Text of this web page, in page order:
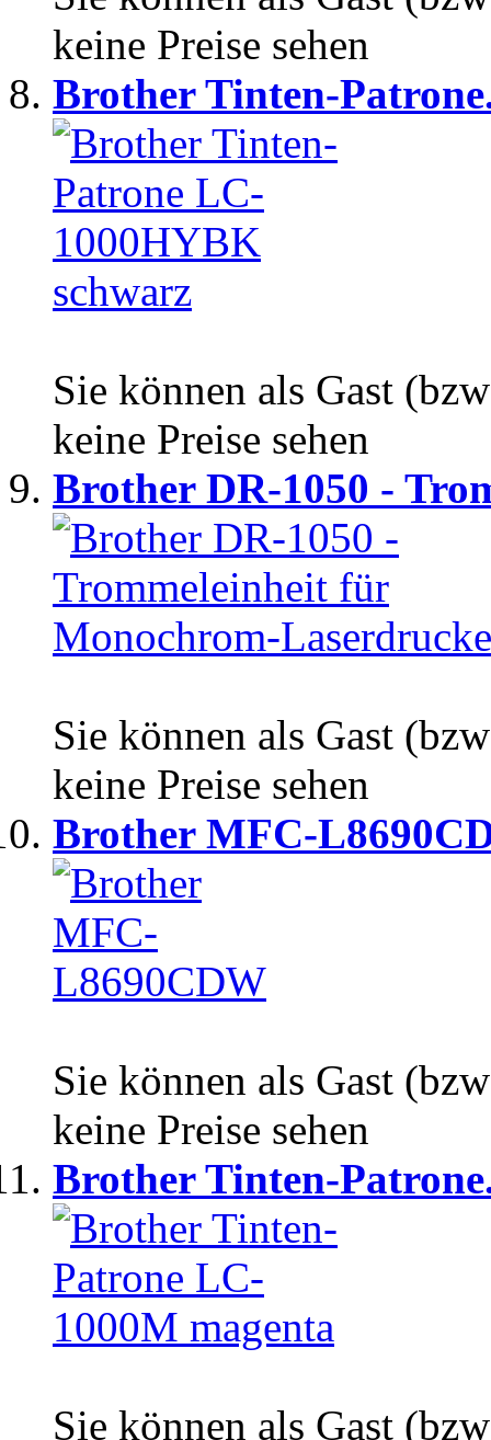
keine Preise sehen
Brother Tinten-
Sie können als Gast
keine Preise sehen
Brother DR-1050 -
Sie können als Gast
keine Preise sehen
Brother MFC-
Sie können als Gast
keine Preise sehen
Brother Tinten-
Sie können als Gast